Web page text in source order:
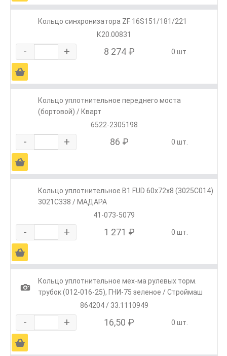
Кольцо синхронизатора ZF 16S151/181/221
К20.00831
- + 8 274 ₽ 0 шт.
Ä
Кольцо уплотнительное переднего моста
(бортовой) / Кварт
6522-2305198
- + 86 ₽ 0 шт.
Ä
Кольцо уплотнительное B1 FUD 60x72x8 (3025C014)
3021C338 / МАДАРА
41-073-5079
- + 1 271 ₽ 0 шт.
Ä
1
Кольцо уплотнительное мех-ма рулевых торм.
трубок (012-016-25), ГНИ-75 зеленое / Строймаш
864204 / 33.1110949
- + 16,50 ₽ 0 шт.
Ä